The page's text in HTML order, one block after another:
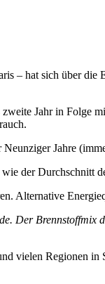
– hat sich über
Jahr in Folge
Jahre
der Durchschnitt
Alternative
Der Brennstoffmix
Regionen in